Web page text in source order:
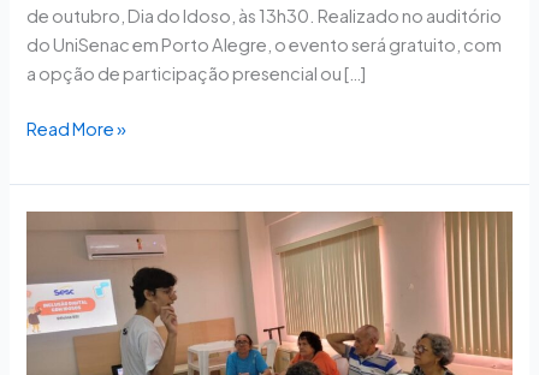
de outubro, Dia do Idoso, às 13h30. Realizado no auditório
do UniSenac em Porto Alegre, o evento será gratuito, com
a opção de participação presencial ou […]
Read More »
Acre
reforça
importância